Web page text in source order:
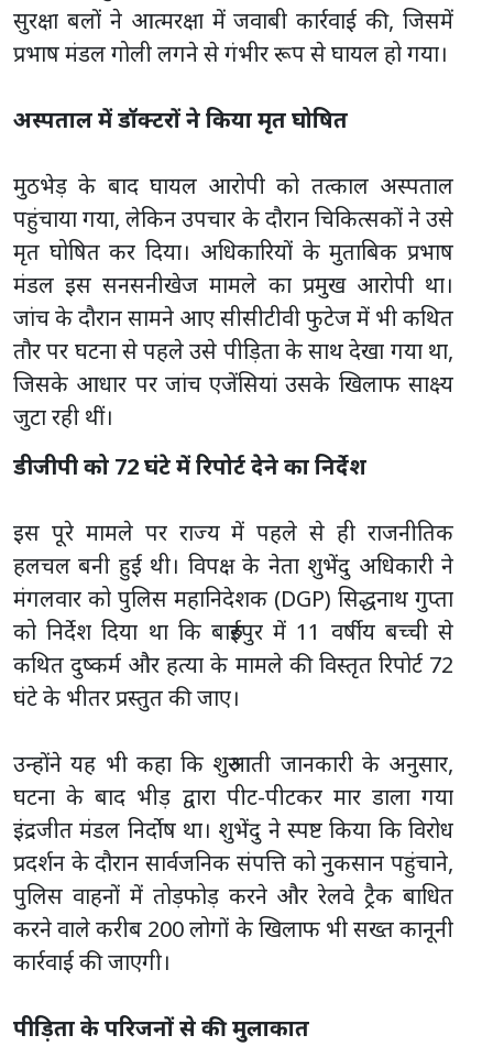
सुरक्षा बलों ने आत्मरक्षा में जवाबी कार्रवाई की, जिसमें
प्रभाष मंडल गोली लगने से गंभीर रूप से घायल हो गया।
अस्पताल में डॉक्टरों ने किया मृत घोषित
मुठभेड़ के बाद घायल आरोपी को तत्काल अस्पताल
पहुंचाया गया, लेकिन उपचार के दौरान चिकित्सकों ने उसे
मृत घोषित कर दिया। अधिकारियों के मुताबिक प्रभाष
मंडल इस सनसनीखेज मामले का प्रमुख आरोपी था।
जांच के दौरान सामने आए सीसीटीवी फुटेज में भी कथित
तौर पर घटना से पहले उसे पीड़िता के साथ देखा गया था,
जिसके आधार पर जांच एजेंसियां उसके खिलाफ साक्ष्य
जुटा रही थीं।
डीजीपी को 72 घंटे में रिपोर्ट देने का निर्देश
इस पूरे मामले पर राज्य में पहले से ही राजनीतिक
हलचल बनी हुई थी। विपक्ष के नेता शुभेंदु अधिकारी ने
मंगलवार को पुलिस महानिदेशक (DGP) सिद्धनाथ गुप्ता
को निर्देश दिया था कि बारुईपुर में 11 वर्षीय बच्ची से
कथित दुष्कर्म और हत्या के मामले की विस्तृत रिपोर्ट 72
घंटे के भीतर प्रस्तुत की जाए।
उन्होंने यह भी कहा कि शुरुआती जानकारी के अनुसार,
घटना के बाद भीड़ द्वारा पीट-पीटकर मार डाला गया
इंद्रजीत मंडल निर्दोष था। शुभेंदु ने स्पष्ट किया कि विरोध
प्रदर्शन के दौरान सार्वजनिक संपत्ति को नुकसान पहुंचाने,
पुलिस वाहनों में तोड़फोड़ करने और रेलवे ट्रैक बाधित
करने वाले करीब 200 लोगों के खिलाफ भी सख्त कानूनी
कार्रवाई की जाएगी।
पीड़िता के परिजनों से की मुलाकात